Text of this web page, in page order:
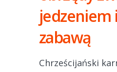
jedzeniem
zabawą
Chrześcijański